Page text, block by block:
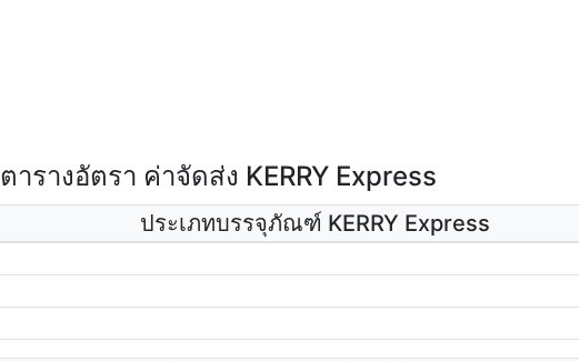
ตารางอัตรา ค่าจัดส่ง KERRY Express
ประเภทบรรจุภัณฑ์ KERRY Express